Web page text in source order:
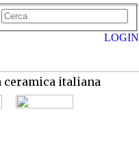
italiana
LOGIN